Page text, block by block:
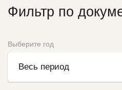
Фильтр по
Выберите год
Весь период